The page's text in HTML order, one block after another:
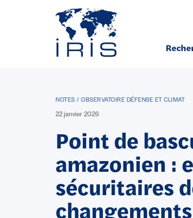
NOTES / OBSERVATOIRE DÉFENSE ET CLIMAT
22 janvier 2026
Point de
amazonien :
sécuritaires